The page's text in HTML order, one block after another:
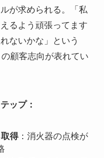
が求められる。「私
るよう頑張ってます
ないかな」という
顧客志向が表れてい
ップ：
得：消火器の点検が